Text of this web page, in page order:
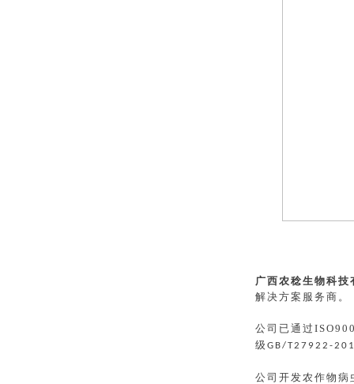
广西农稔生物科技
解决方案服务商。
公司已通过
级 GB/T27922-
公司开发农作物病